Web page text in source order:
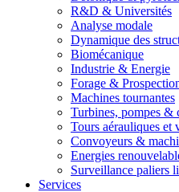
R&D & Universités
Analyse modale
Dynamique des
Biomécanique
Industrie & Energie
Forage &
Machines tournantes
Turbines, pompes &
Tours aérauliques et
Convoyeurs &
Energies
Surveillance paliers
Services